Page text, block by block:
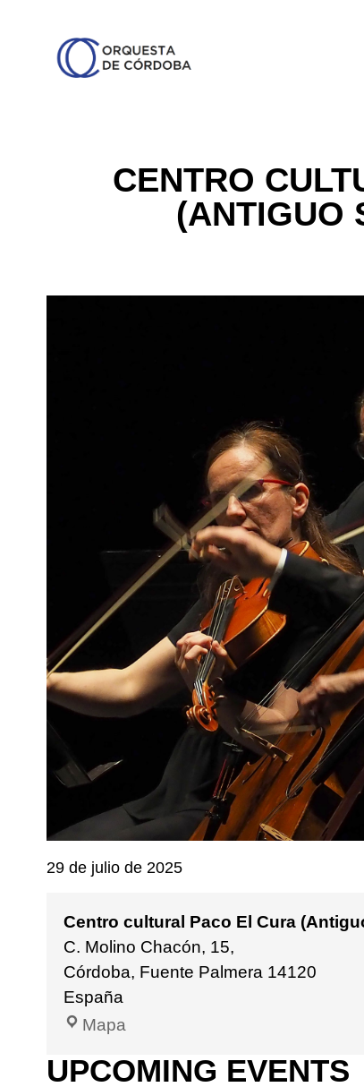
CENTRO
(ANTIGUO
29 de julio de 2025
Centro cultural Paco El Cura
C. Molino Chacón, 15,
Córdoba, Fuente Palmera 14120
España
Mapa
UPCOMING EVENTS